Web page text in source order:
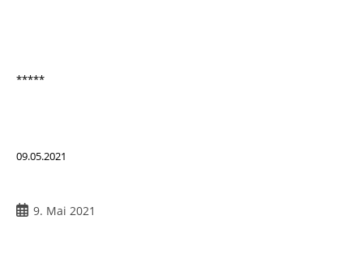
*****
09.05.2021
Beitrag
9. Mai 2021